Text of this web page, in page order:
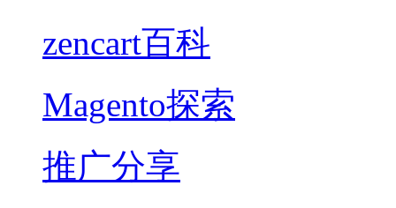
zencart百科
Magento探索
推广分享